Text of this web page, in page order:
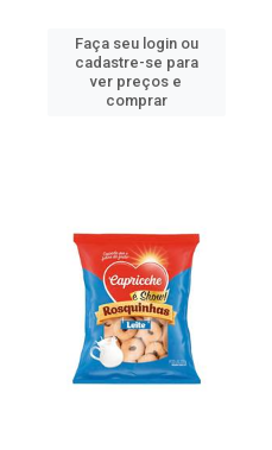
Faça seu login ou
cadastre-se para
ver preços e
comprar